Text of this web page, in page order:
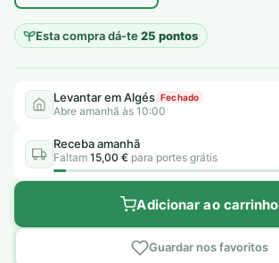
Esta compra dá-te25 pontos
Levantar em Algés Fechado
Abre amanhã às 10:00
Receba amanhã
Faltam 15,00 € para portes grátis
Adicionar ao carrinho
Guardar nos favoritos